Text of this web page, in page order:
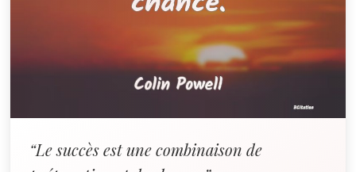
“Le succès est une combinaison de